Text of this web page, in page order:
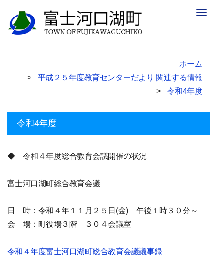
ホーム
平成２５年度教育センターだより 関連する情報
令和4年度
令和4年度
◆ 令和４年度総合教育会議開催の状況
富士河口湖町総合教育会議
日 時：令和４年１１月２５日(金) 午後１時３０分～
会 場：町役場３階 ３０４会議室
令和４年度富士河口湖町総合教育会議議事録